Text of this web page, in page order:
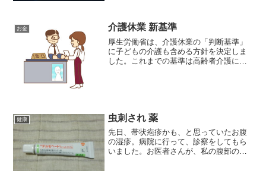
お金 介護休業 新基準
厚生労働省は、介護休業の「判断基準」
に子どもの介護も含める方針を決定しま
した。これまでの基準は高齢者介護に重
健康 虫刺され 薬
先日、帯状疱疹かも、と思っていたお腹
の湿疹。病院に行って、診察をしてもら
いました。お医者さんが、私の腹部の湿